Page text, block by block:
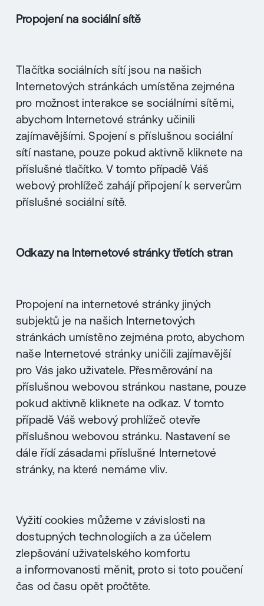
Propojení na sociální sítě
Tlačítka sociálních sítí jsou na našich
Internetových stránkách umístěna zejména
pro možnost interakce se sociálními sítěmi,
abychom Internetové stránky učinili
zajímavějšími. Spojení s příslušnou sociální
sítí nastane, pouze pokud aktivně kliknete na
příslušné tlačítko. V tomto případě Váš
webový prohlížeč zahájí připojení k serverům
příslušné sociální sítě.
Odkazy na Internetové stránky třetích stran
Propojení na internetové stránky jiných
subjektů je na našich Internetových
stránkách umístěno zejména proto, abychom
naše Internetové stránky uničili zajímavější
pro Vás jako uživatele. Přesměrování na
příslušnou webovou stránkou nastane, pouze
pokud aktivně kliknete na odkaz. V tomto
případě Váš webový prohlížeč otevře
příslušnou webovou stránku. Nastavení se
dále řídí zásadami příslušné Internetové
stránky, na které nemáme vliv.
Vyžití cookies můžeme v závislosti na
dostupných technologiích a za účelem
zlepšování uživatelského komfortu
a informovanosti měnit, proto si toto poučení
čas od času opět pročtěte.